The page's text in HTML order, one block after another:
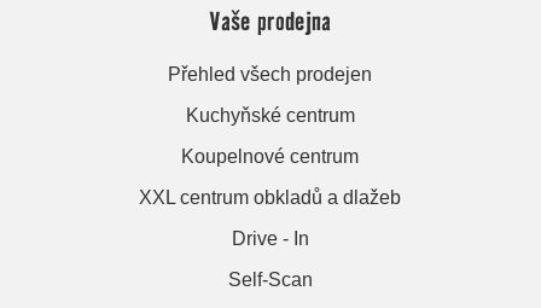
Vaše prodejna
Přehled všech prodejen
Kuchyňské centrum
Koupelnové centrum
XXL centrum obkladů a dlažeb
Drive - In
Self-Scan